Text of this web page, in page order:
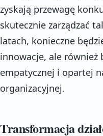
zyskają przewagę
skutecznie zarządzać
latach, konieczne
innowacje, ale również
empatycznej i opartej
organizacyjnej.
Transformacja